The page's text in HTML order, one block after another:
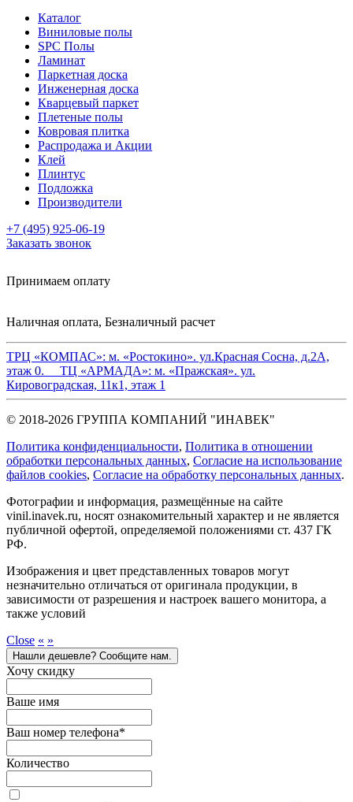
Каталог
Виниловые полы
SPC Полы
Ламинат
Паркетная доска
Инженерная доска
Кварцевый паркет
Плетеные полы
Ковровая плитка
Распродажа и Акции
Клей
Плинтус
Подложка
Производители
+7 (495) 925-06-19
Заказать звонок
Принимаем оплату
Наличная оплата, Безналичный расчет
ТРЦ «КОМПАС»: м. «Ростокино». ул.Красная Сосна, д.2А,
этаж 0. ТЦ «АРМАДА»: м. «Пражская». ул.
Кировоградская, 11к1, этаж 1
© 2018-2026 ГРУППА КОМПАНИЙ "ИНАВЕК"
Политика конфиденциальности, Политика в отношении
обработки персональных данных, Cогласие на использование
файлов cookies, Согласие на обработку персональных данных.
Фотографии и информация, размещённые на сайте
vinil.inavek.ru, носят ознакомительный характер и не является
публичной офертой, определяемой положениями ст. 437 ГК
РФ.
Изображения и цвет представленных товаров могут
незначительно отличаться от оригинала продукции, в
зависимости от разрешения и настроек вашего монитора, а
также условий
Close « »
Нашли дешевле? Сообщите нам.
Хочу скидку
Ваше имя
Ваш номер телефона*
Количество